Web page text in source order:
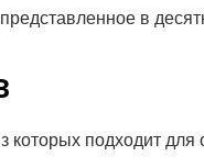
в
которых подходит для